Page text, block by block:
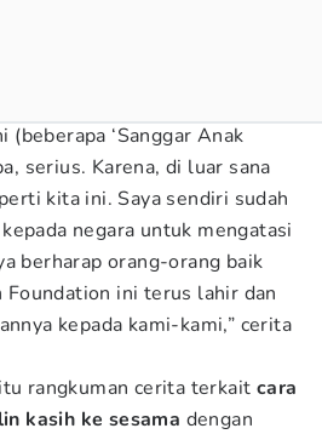
(beberapa ‘Sanggar Anak
serius. Karena, di luar sana
kita ini. Saya sendiri sudah
negara untuk mengatasi
berharap orang-orang baik
ini terus lahir dan
kepada kami-kami,” cerita
rangkuman cerita terkait cara
kasih ke sesama dengan